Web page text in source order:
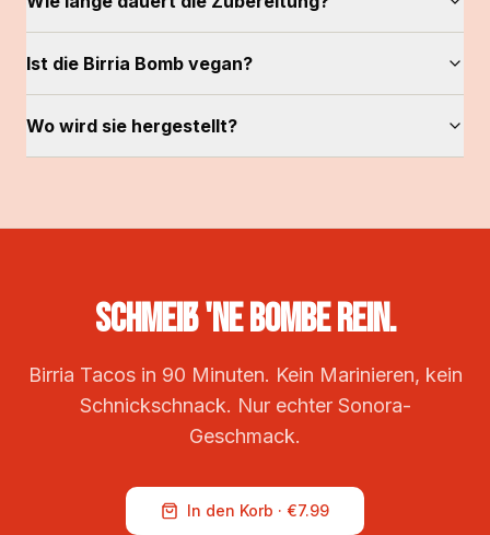
Ist die Birria Bomb vegan?
Wo wird sie hergestellt?
Schmeiß 'ne Bombe rein.
Birria Tacos in 90 Minuten. Kein Marinieren, kein
Schnickschnack. Nur echter Sonora-
Geschmack.
In den Korb · €7.99